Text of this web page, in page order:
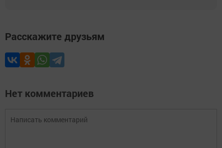
Расскажите друзьям
Нет комментариев